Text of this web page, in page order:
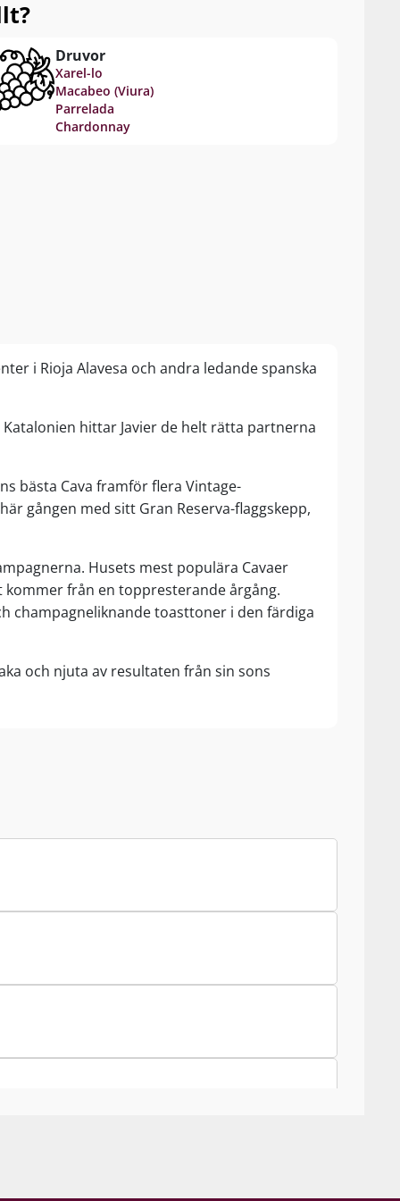
Druvor
Xarel-lo
Macabeo (Viura)
Parrelada
Chardonnay
i Rioja Alavesa och andra ledande spanska
hittar Javier de helt rätta partnerna
bästa Cava framför flera Vintage-
gången med sitt Gran Reserva-flaggskepp,
Husets mest populära Cavaer
från en toppresterande årgång.
champagneliknande toasttoner i den färdiga
och njuta av resultaten från sin sons